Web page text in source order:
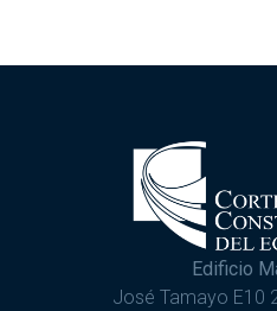
Edificio
José Tamayo E10